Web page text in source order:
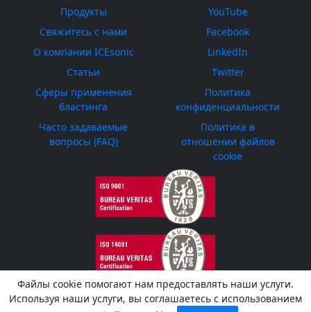
Продукты
Свяжитесь с нами
О компании ICEsonic
Статьи
Сферы применения
бластинга
Часто задаваемые
вопросы (FAQ)
YouTube
Facebook
LinkedIn
Twitter
Политика
конфиденциальности
Политика в
отношении файлов
cookie
ICEsonic © 2026
Файлы cookie помогают нам предоставлять наши услуги.
Используя наши услуги, вы соглашаетесь с использованием